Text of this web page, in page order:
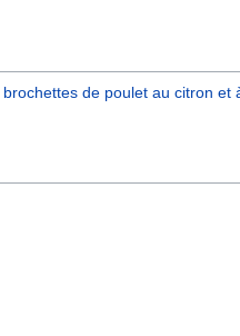
brochettes de poulet au citron et